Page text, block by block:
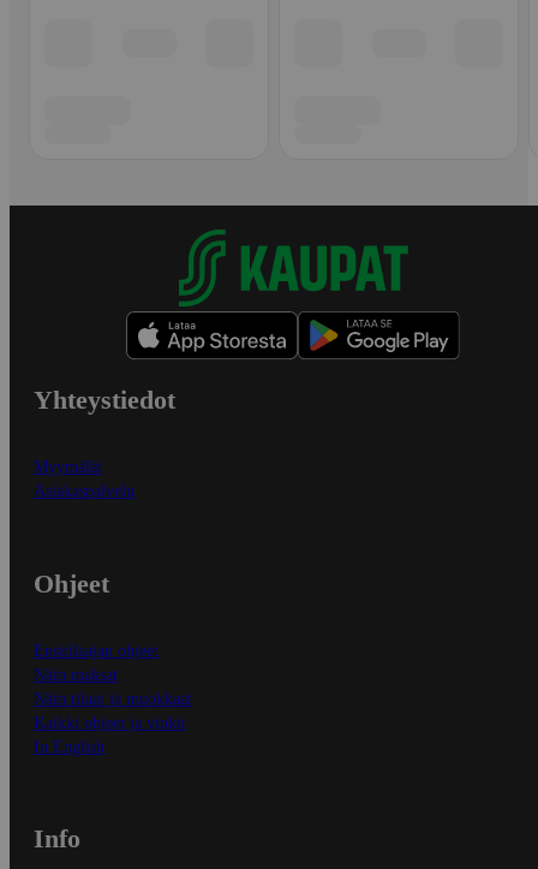
Yhteystiedot
Myymälät
Asiakaspalvelu
Ohjeet
Ensitilaajan ohjeet
Näin maksat
Näin tilaat ja muokkaat
Kaikki ohjeet ja vinkit
In English
Info